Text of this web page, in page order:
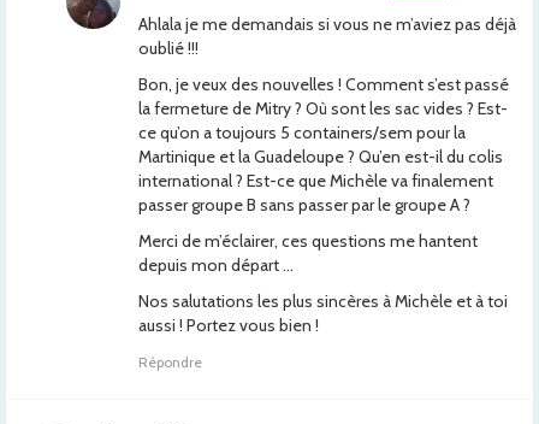
Ahlala je me demandais si vous ne m’aviez pas déjà
oublié !!!
Bon, je veux des nouvelles ! Comment s’est passé
la fermeture de Mitry ? Où sont les sac vides ? Est-
ce qu’on a toujours 5 containers/sem pour la
Martinique et la Guadeloupe ? Qu’en est-il du colis
international ? Est-ce que Michèle va finalement
passer groupe B sans passer par le groupe A ?
Merci de m’éclairer, ces questions me hantent
depuis mon départ …
Nos salutations les plus sincères à Michèle et à toi
aussi ! Portez vous bien !
Répondre